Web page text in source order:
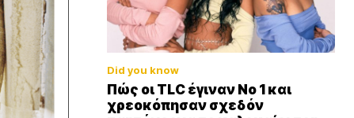
Did you know
Πώς οι TLC έγιναν Νο 1 και
χρεοκόπησαν σχεδόν